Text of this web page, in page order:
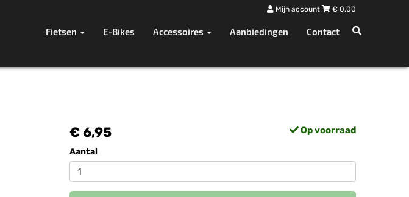
Mijn account € 0,00
Fietsen E-Bikes Accessoires Aanbiedingen Contact
€ 6,95 Op voorraad
Aantal